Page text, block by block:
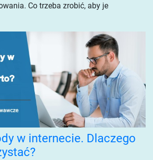
Co trzeba zrobić, aby je
w internecie. Dlaczego